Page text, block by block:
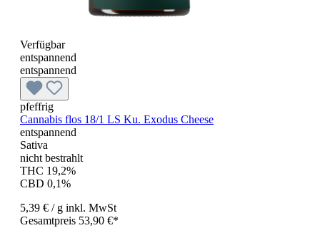
Verfügbar
entspannend
entspannend
pfeffrig
Cannabis flos 18/1 LS Ku. Exodus Cheese
entspannend
Sativa
nicht bestrahlt
THC 19,2%
CBD 0,1%
5,39 € / g inkl. MwSt
Gesamtpreis 53,90 €*